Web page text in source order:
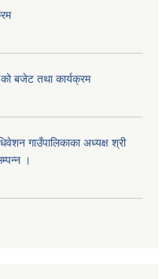
बजेट तथा कार्यक्रम
गाउँपालिकाका अध्यक्ष श्री
।